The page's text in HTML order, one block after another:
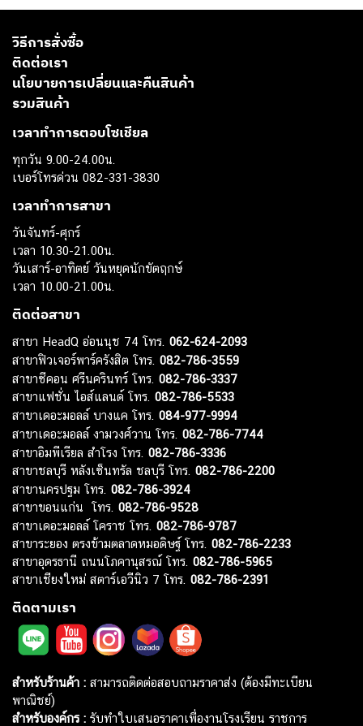
วิธีการสั่งซื้อ
ติดต่อเรา
นโยบายการเปลี่ยนและคืนสินค้า
รวมสินค้า
เวลาทำการตอบโซเชียล
ทุกวัน 9.00-24.00น.
เบอร์โทรด่วน 082-331-3830
เวลาทำการสาขา
วันจันทร์-ศุกร์
เวลา 10.30-21.00น.
วันเสาร์-อาทิตย์ วันหยุดนักขัตฤกษ์
เวลา 10.00-21.00น.
ติดต่อสาขา
สาขา HeadQ อ่อนนุช 74 โทร. 062-624-2093
สาขาฟิวเจอร์พาร์ครังสิต โทร. 082-786-3559
สาขาซีคอน ศรีนครินทร์ โทร. 082-786-3337
สาขาแฟชั่น ไอส์แลนด์ โทร. 082-786-5533
สาขาเดอะมอลล์ บางแค โทร. 084-977-9994
สาขาเดอะมอลล์ งามวงศ์วาน โทร. 082-786-7744
สาขาอิมพีเรียล สำโรง โทร. 082-786-3336
สาขาชลบุรี หลังเซ็นทรัล ชลบุรี โทร. 082-786-2200
สาขานครปฐม โทร. 082-786-3924
สาขาขอนแก่น โทร. 082-786-9528
สาขาเดอะมอลล์ โคราช โทร. 082-786-9787
สาขาระยอง ตรงข้ามตลาดหมอดิษฐ์ โทร. 082-786-2233
สาขาอุดรธานี ถนนโภคานุสรณ์ โทร. 082-786-5965
สาขาเชียงใหม่ สตาร์เอวีนิว 7 โทร. 082-786-2391
ติดตามเรา
สำหรับร้านค้า : สามารถติดต่อสอบถามราคาส่ง (ต้องมีทะเบียน
พาณิชย์)
สำหรับองค์กร : รับทำใบเสนอราคาเพื่องานโรงเรียน ราชการ